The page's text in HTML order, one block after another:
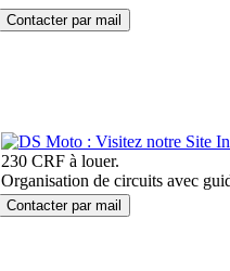
230 CRF à louer.
Organisation de circuits avec